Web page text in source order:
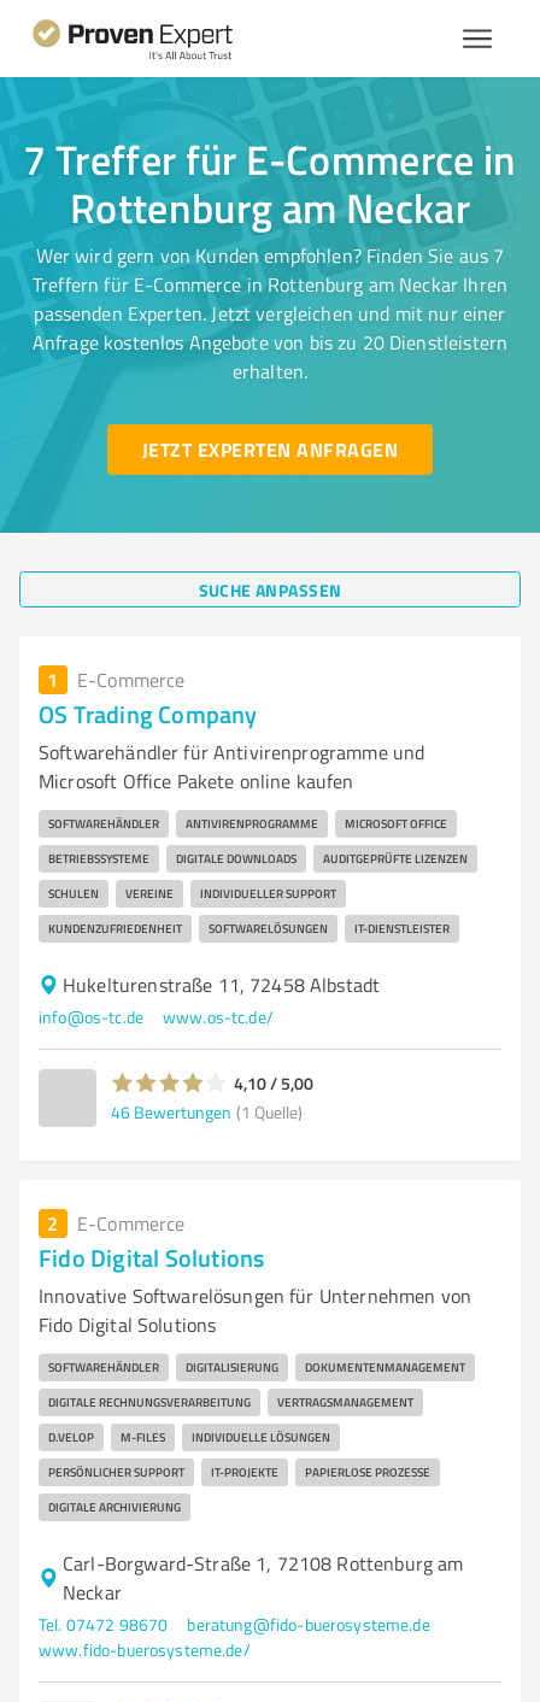
7 Treffer für E-Commerce in
Rottenburg am Neckar
Wer wird gern von Kunden empfohlen? Finden Sie aus 7
Treffern für E-Commerce in Rottenburg am Neckar Ihren
passenden Experten. Jetzt vergleichen und mit nur einer
Anfrage kostenlos Angebote von bis zu 20 Dienstleistern
erhalten.
JETZT EXPERTEN ANFRAGEN
SUCHE ANPASSEN
1 E-Commerce
OS Trading Company
Softwarehändler für Antivirenprogramme und
Microsoft Office Pakete online kaufen
SOFTWAREHÄNDLER ANTIVIRENPROGRAMME MICROSOFT OFFICE
BETRIEBSSYSTEME DIGITALE DOWNLOADS AUDITGEPRÜFTE LIZENZEN
SCHULEN VEREINE INDIVIDUELLER SUPPORT
KUNDENZUFRIEDENHEIT SOFTWARELÖSUNGEN IT-DIENSTLEISTER
Hukelturenstraße 11, 72458 Albstadt
info@os-tc.de www.os-tc.de/
4,10 / 5,00
46 Bewertungen (1 Quelle)
2 E-Commerce
Fido Digital Solutions
Innovative Softwarelösungen für Unternehmen von
Fido Digital Solutions
SOFTWAREHÄNDLER DIGITALISIERUNG DOKUMENTENMANAGEMENT
DIGITALE RECHNUNGSVERARBEITUNG VERTRAGSMANAGEMENT
D.VELOP M-FILES INDIVIDUELLE LÖSUNGEN
PERSÖNLICHER SUPPORT IT-PROJEKTE PAPIERLOSE PROZESSE
DIGITALE ARCHIVIERUNG
Carl-Borgward-Straße 1, 72108 Rottenburg am
Neckar
Tel. 07472 98670
beratung@fido-buerosysteme.de
www.fido-buerosysteme.de/